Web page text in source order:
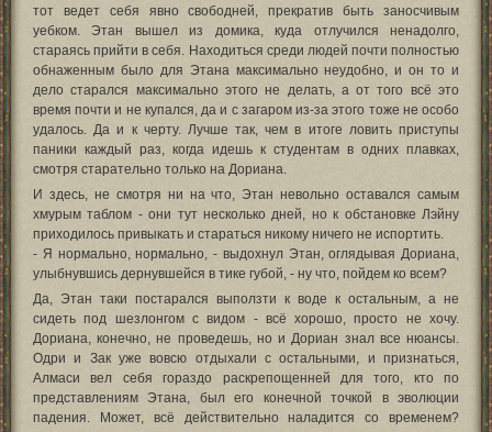
тот ведет себя явно свободней, прекратив быть заносчивым
уебком. Этан вышел из домика, куда отлучился ненадолго,
стараясь прийти в себя. Находиться среди людей почти полностью
обнаженным было для Этана максимально неудобно, и он то и
дело старался максимально этого не делать, а от того всё это
время почти и не купался, да и с загаром из-за этого тоже не особо
удалось. Да и к черту. Лучше так, чем в итоге ловить приступы
паники каждый раз, когда идешь к студентам в одних плавках,
смотря старательно только на Дориана.
И здесь, не смотря ни на что, Этан невольно оставался самым
хмурым таблом - они тут несколько дней, но к обстановке Лэйну
приходилось привыкать и стараться никому ничего не испортить.
- Я нормально, нормально, - выдохнул Этан, оглядывая Дориана,
улыбнувшись дернувшейся в тике губой, - ну что, пойдем ко всем?
Да, Этан таки постарался выползти к воде к остальным, а не
сидеть под шезлонгом с видом - всё хорошо, просто не хочу.
Дориана, конечно, не проведешь, но и Дориан знал все нюансы.
Одри и Зак уже вовсю отдыхали с остальными, и признаться,
Алмаси вел себя гораздо раскрепощенней для того, кто по
представлениям Этана, был его конечной точкой в эволюции
падения. Может, всё действительно наладится со временем?